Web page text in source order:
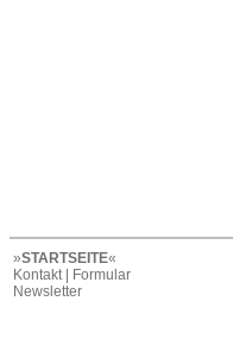
»STARTSEITE«
Kontakt | Formular
Newsletter